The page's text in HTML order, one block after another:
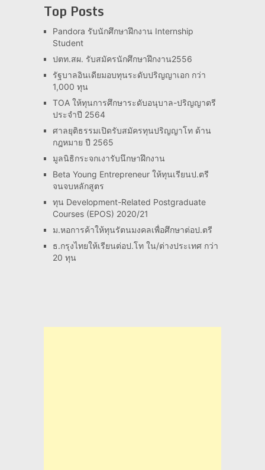
Top Posts
Pandora รับนักศึกษาฝึกงาน Internship
Student
ปตท.สผ. รับสมัครนักศึกษาฝึกงาน2556
รัฐบาลอินเดียมอบทุนระดับปริญญาเอก กว่า
1,000 ทุน
TOA ให้ทุนการศึกษาระดับอนุบาล-ปริญญาตรี
ประจำปี 2564
ศาลยุติธรรมเปิดรับสมัครทุนปริญญาโท ด้าน
กฎหมาย ปี 2565
มูลนิธิกระจกเงารับนึกษาฝึกงาน
Beta Young Entrepreneur ให้ทุนเรียนป.ตรี
จนจบหลักสูตร
ทุน Development-Related Postgraduate
Courses (EPOS) 2020/21
ม.หอการค้าให้ทุนรัตนมงคลเพื่อศึกษาต่อป.ตรี
ธ.กรุงไทยให้เรียนต่อป.โท ใน/ต่างประเทศ กว่า
20 ทุน